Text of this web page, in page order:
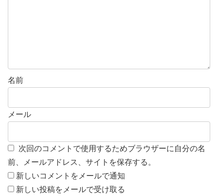
名前
メール
次回のコメントで使用するためブラウザーに自分の名
前、メールアドレス、サイトを保存する。
新しいコメントをメールで通知
新しい投稿をメールで受け取る